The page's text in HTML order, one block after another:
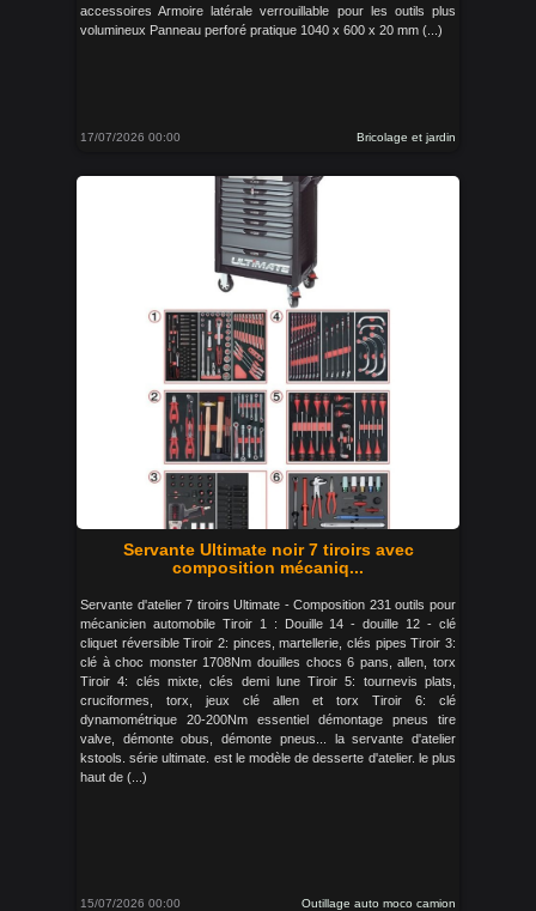
accessoires Armoire latérale verrouillable pour les outils plus
volumineux Panneau perforé pratique 1040 x 600 x 20 mm (...)
17/07/2026 00:00 Bricolage et jardin
Servante Ultimate noir 7 tiroirs avec
composition mécaniq...
Servante d'atelier 7 tiroirs Ultimate - Composition 231 outils pour
mécanicien automobile Tiroir 1 : Douille 14 - douille 12 - clé
cliquet réversible Tiroir 2: pinces, martellerie, clés pipes Tiroir 3:
clé à choc monster 1708Nm douilles chocs 6 pans, allen, torx
Tiroir 4: clés mixte, clés demi lune Tiroir 5: tournevis plats,
cruciformes, torx, jeux clé allen et torx Tiroir 6: clé
dynamométrique 20-200Nm essentiel démontage pneus tire
valve, démonte obus, démonte pneus... la servante d'atelier
kstools. série ultimate. est le modèle de desserte d'atelier. le plus
haut de (...)
15/07/2026 00:00 Outillage auto moco camion